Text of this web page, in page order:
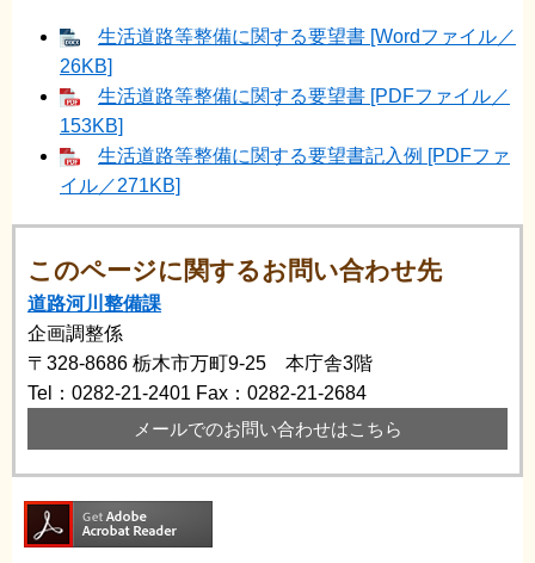
生活道路等整備に関する要望書 [Wordファイル／
26KB]
生活道路等整備に関する要望書 [PDFファイル／
153KB]
生活道路等整備に関する要望書記入例 [PDFファ
イル／271KB]
このページに関するお問い合わせ先
道路河川整備課
企画調整係
〒328-8686 栃木市万町9-25 本庁舎3階
Tel：0282-21-2401 Fax：0282-21-2684
メールでのお問い合わせはこちら